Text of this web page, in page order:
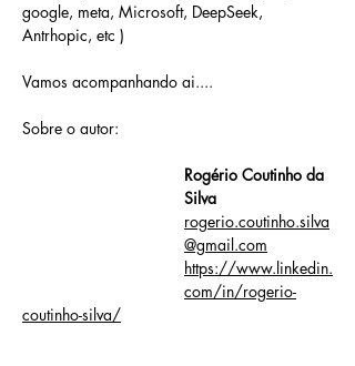
google, meta, Microsoft, DeepSeek,
Antrhopic, etc )
Vamos acompanhando ai....
Sobre o autor:
Rogério Coutinho da
Silva
rogerio.coutinho.silva
@gmail.com
https://www.linkedin.
com/in/rogerio-
coutinho-silva/